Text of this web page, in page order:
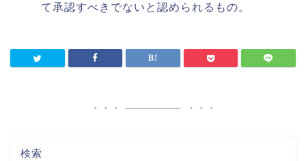
て承認すべきでないと認められるもの。
検索